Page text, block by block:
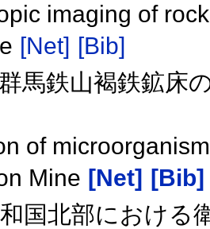
imaging of
[Net] [Bib]
馬鉄山褐鉄鉱床
of
Mine [Net]
[Bib]
国北部における